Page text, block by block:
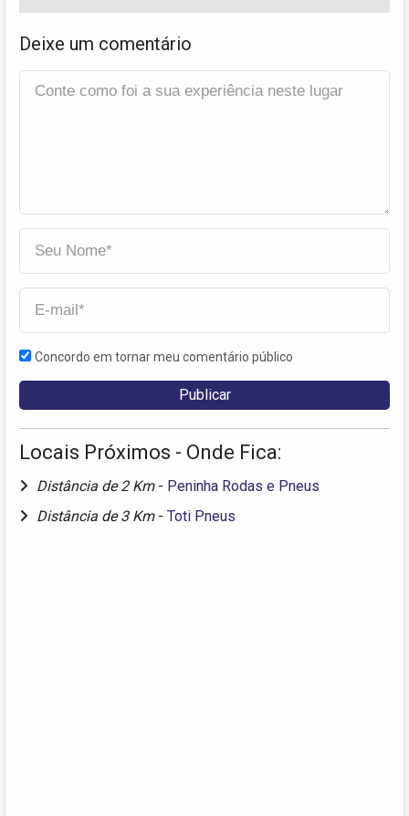
Deixe um comentário
Concordo em tornar meu comentário público
Locais Próximos - Onde Fica:
Distância de 2 Km - Peninha Rodas e Pneus
Distância de 3 Km - Toti Pneus